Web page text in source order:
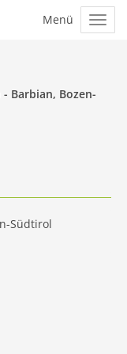
- Barbian, Bozen-
Südtirol